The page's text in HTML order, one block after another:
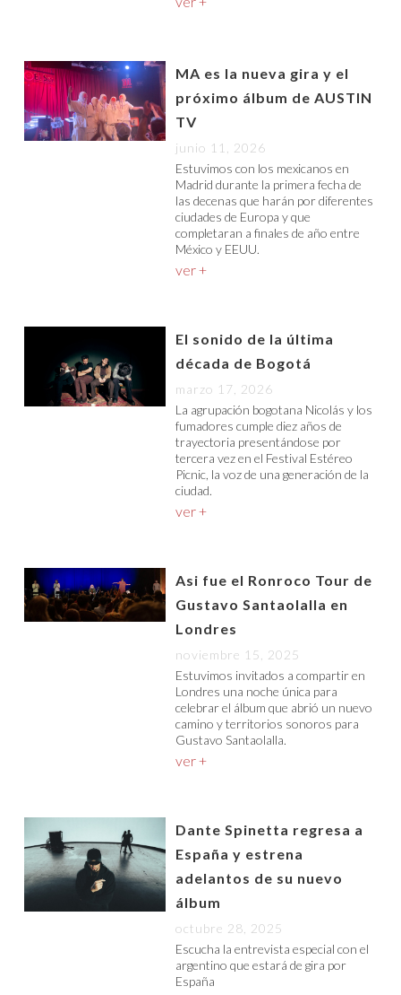
MA es la nueva gira y el
próximo álbum de AUSTIN
TV
junio 11, 2026
Estuvimos con los mexicanos en
Madrid durante la primera fecha de
las decenas que harán por diferentes
ciudades de Europa y que
completaran a finales de año entre
México y EEUU.
ver +
El sonido de la última
década de Bogotá
marzo 17, 2026
La agrupación bogotana Nicolás y los
fumadores cumple diez años de
trayectoria presentándose por
tercera vez en el Festival Estéreo
Picnic, la voz de una generación de la
ciudad.
ver +
Asi fue el Ronroco Tour de
Gustavo Santaolalla en
Londres
noviembre 15, 2025
Estuvimos invitados a compartir en
Londres una noche única para
celebrar el álbum que abrió un nuevo
camino y territorios sonoros para
Gustavo Santaolalla.
ver +
Dante Spinetta regresa a
España y estrena
adelantos de su nuevo
álbum
octubre 28, 2025
Escucha la entrevista especial con el
argentino que estará de gira por
España